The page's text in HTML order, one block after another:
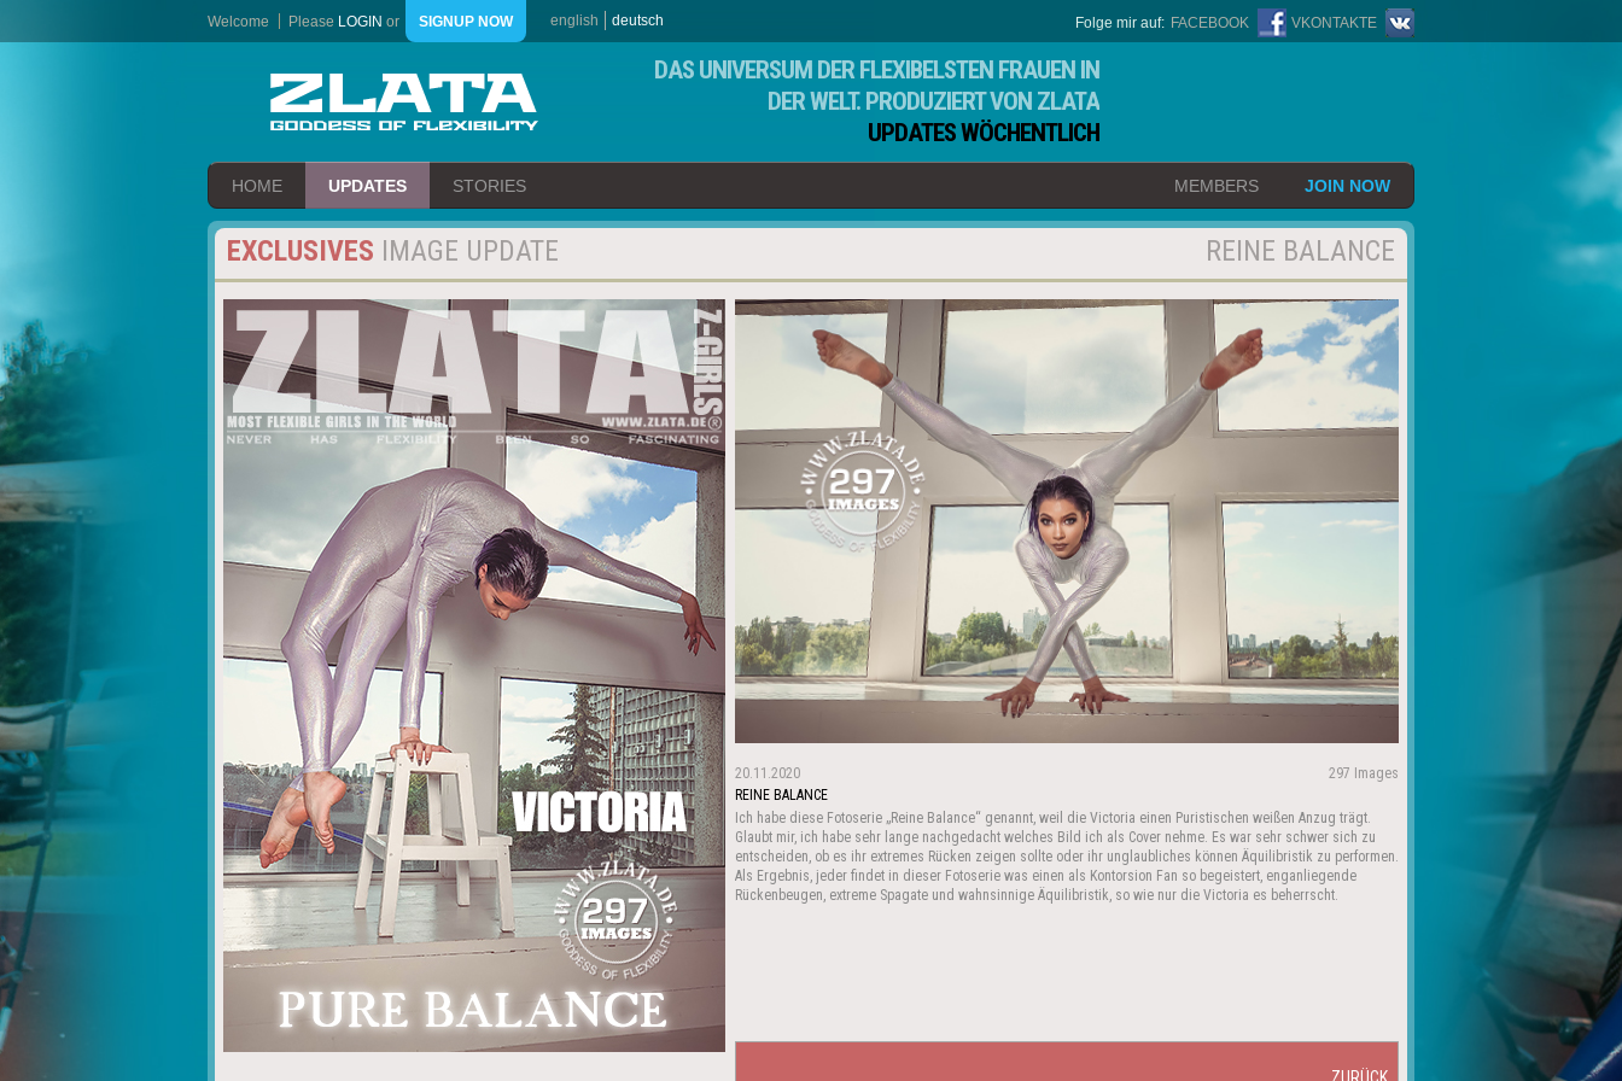
Welcome Please LOGIN or SIGNUP NOW english deutsch Folge mir auf: FACEBOOK VKONTAKTE
DAS UNIVERSUM DER FLEXIBELSTEN FRAUEN IN
DER WELT. PRODUZIERT VON ZLATA
UPDATES WÖCHENTLICH
HOME UPDATES STORIES MEMBERS JOIN NOW
REINE BALANCE
EXCLUSIVES IMAGE UPDATE
20.11.2020
297 Images
REINE BALANCE
Ich habe diese Fotoserie „Reine Balance“ genannt, weil die Victoria einen Puristischen weißen Anzug trägt.
Glaubt mir, ich habe sehr lange nachgedacht welches Bild ich als Cover nehme. Es war sehr schwer sich zu
entscheiden, ob es ihr extremes Rücken zeigen sollte oder ihr unglaubliches können Äquilibristik zu performen.
Als Ergebnis, jeder findet in dieser Fotoserie was einen als Kontorsion Fan so begeistert, enganliegende
Rückenbeugen, extreme Spagate und wahnsinnige Äquilibristik, so wie nur die Victoria es beherrscht.
ZURÜCK